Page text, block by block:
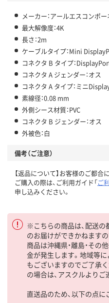
メーカー：アールエスコンポ
最大解像度：4K
長さ：2m
ケーブルタイプ：Mini
コネクタ B タイプ：
コネクタ A ジェンダー：オス
コネクタ A タイプ：ミニ
素線径：0.08 mm
外側シース材質：PVC
コネクタ B ジェンダー：オス
外被色：白
備考（ご注意）
【返品について】お客様のご都合
ご購入の際は、ご利用ガイド「ご
申し込みください。
※こちらの商品は、配送の
のお届けができかねます
商品は沖縄県・離島・その
金が発生します。地域等
もございますのでご了承
の場合は、アスクルよりご
直送品のため、以下の点に